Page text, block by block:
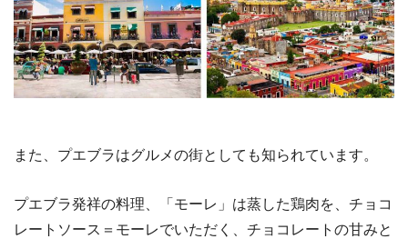
また、プエブラはグルメの街としても知られています。
プエブラ発祥の料理、「モーレ」は蒸した鶏肉を、チョコ
レートソース＝モーレでいただく、チョコレートの甘みと